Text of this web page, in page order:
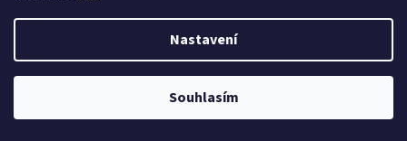
Nastavení
Souhlasím
Vytvořil Shoptet
Aperittivo. Všechna práva vyhrazena.